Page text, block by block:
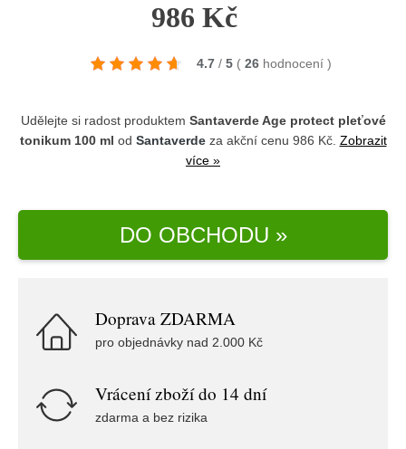
986 Kč
4.7 / 5 ( 26 hodnocení )
Udělejte si radost produktem Santaverde Age protect pleťové
tonikum 100 ml od Santaverdeza akční cenu 986 Kč. Zobrazit
více »
DO OBCHODU »
Doprava ZDARMA
pro objednávky nad 2.000 Kč
Vrácení zboží do 14 dní
zdarma a bez rizika